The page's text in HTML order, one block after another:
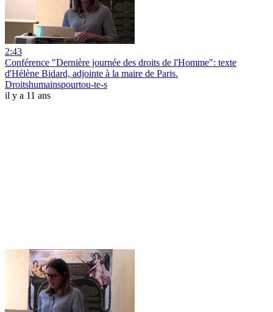
2:43
Conférence "Dernière journée des droits de l'Homme": texte
d'Hélène Bidard, adjointe à la maire de Paris.
Droitshumainspourtou-te-s
il y a 11 ans